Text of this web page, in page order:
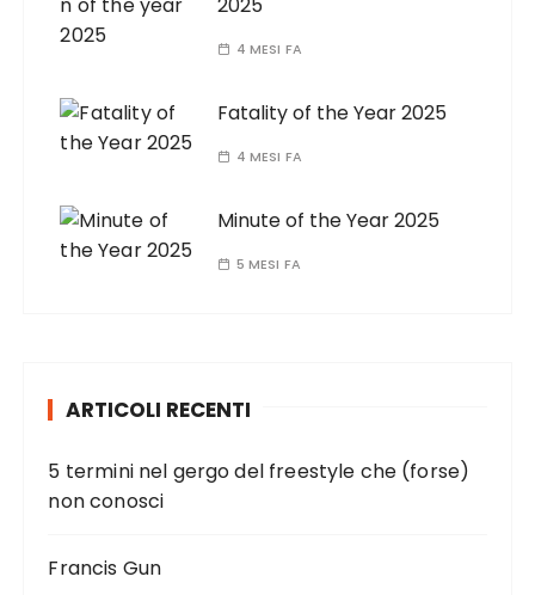
4 MESI FA
Fatality of the Year 2025
4 MESI FA
Minute of the Year 2025
5 MESI FA
ARTICOLI RECENTI
5 termini nel gergo del freestyle che (forse)
non conosci
Francis Gun